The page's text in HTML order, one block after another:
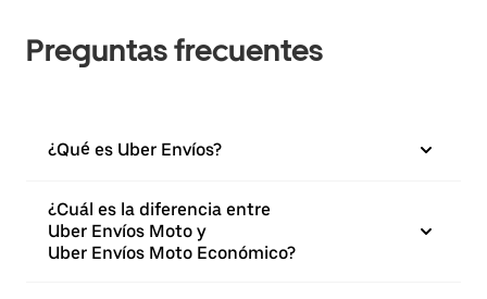
Preguntas frecuentes
¿Qué es Uber Envíos?
¿Cuál es la diferencia entre
Uber Envíos Moto y
Uber Envíos Moto Económico?